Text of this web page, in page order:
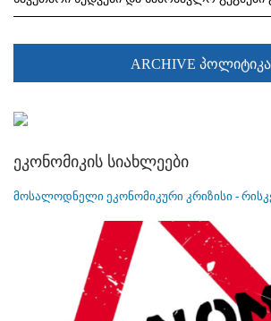
ARCHIVE პოლიტიკა
ეკონომიკის სიახლეები
მოსალოდნელი ეკონომიკური კრიზისი -